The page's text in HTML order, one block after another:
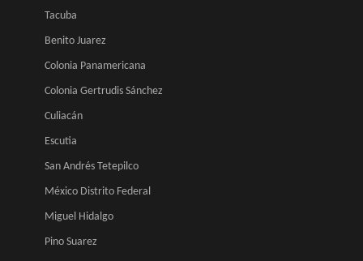
Tacuba
Benito Juarez
Colonia Panamericana
Colonia Gertrudis Sánchez
Culiacán
Escutia
San Andrés Tetepilco
México Distrito Federal
Miguel Hidalgo
Pino Suarez